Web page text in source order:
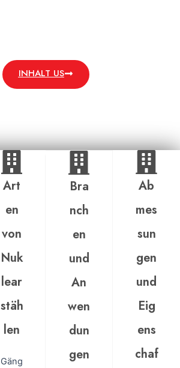
INHALT US
Art
en
von
Nuk
lear
stäh
len
Gäng
Bra
nch
en
und
An
wen
dun
gen
Ab
mes
sun
gen
und
Eig
ens
chaf